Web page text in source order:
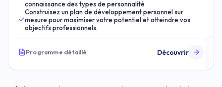
connaissance des types de personnalité
Construisez un plan de développement personnel sur
mesure pour maximiser votre potentiel et atteindre vos
objectifs professionnels.
Programme détaillé Découvrir